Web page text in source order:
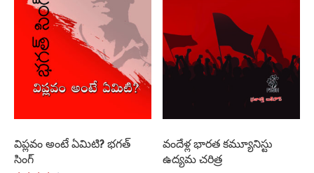
విప్లవం అంటే ఏమిటి? భగత్‌
సింగ్‌
వందేళ్ల భారత కమ్యూనిస్టు
ఉద్యమ చరిత్ర